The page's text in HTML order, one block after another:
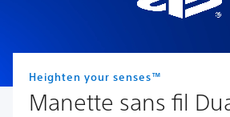
Heighten your senses™
Manette sans fil